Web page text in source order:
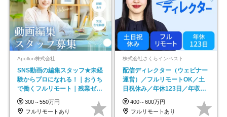
Apollon株式会社
SNS動画の編集スタッフ★未経
験からプロになれる！｜おうち
で働くフルリモート｜残業ゼロ
で18時退勤◎
300～550万円
フルリモートあり
株式会社さくらインベスト
配信ディレクター（ウェビナー
運営）／フルリモートOK／土
日祝休み／年休123日／年収
600万円可
400～600万円
フルリモートあり